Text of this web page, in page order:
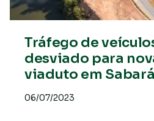
Tráfego de
desviado para
viaduto em Sabará
06/07/2023